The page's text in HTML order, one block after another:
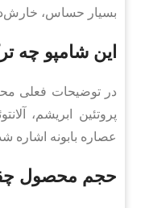
بسیار حساس،
این شامپو چه
در توضیحات فعلی
پروتئین ابریشم،
عصاره بابونه اشاره
حجم محصول